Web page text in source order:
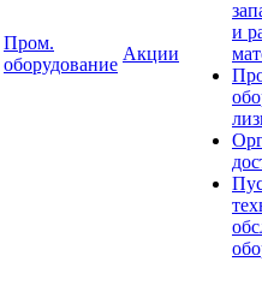
Пром.
оборудование
Акции
и